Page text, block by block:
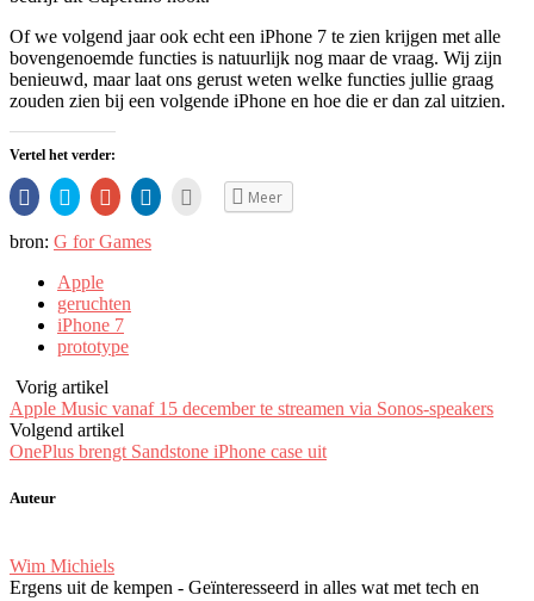
Of we volgend jaar ook echt een iPhone 7 te zien krijgen met alle
bovengenoemde functies is natuurlijk nog maar de vraag. Wij zijn
benieuwd, maar laat ons gerust weten welke functies jullie graag
zouden zien bij een volgende iPhone en hoe die er dan zal uitzien.
Vertel het verder:
Klik
om
delen
op
(Opent
in
een
nieuw
venster)
Klik
om
delen
via
(Opent
in
een
nieuw
venster)
Klik
om
Google+
te
een
nieuw
venster)
Klik
om Meer
bron: G for Games
Apple
geruchten
iPhone 7
prototype
Vorig artikel
Apple Music vanaf 15 december te streamen via Sonos-speakers
Volgend artikel
OnePlus brengt Sandstone iPhone case uit
Auteur
Wim Michiels
Ergens uit de kempen - Geïnteresseerd in alles wat met tech en